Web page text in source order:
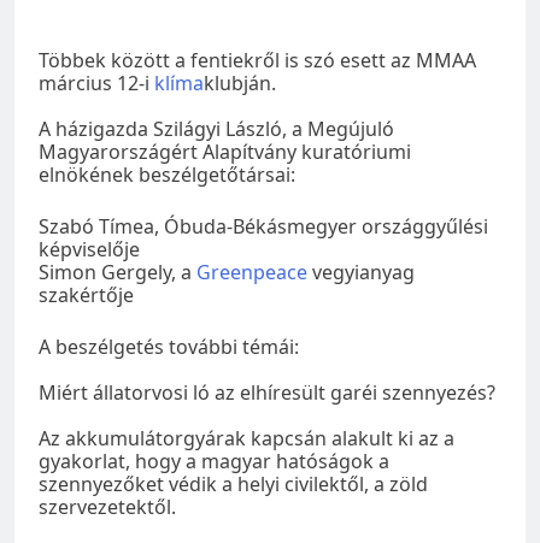
Többek között a fentiekről is szó esett az MMAA
március 12-i klímaklubján.
A házigazda Szilágyi László, a Megújuló
Magyarországért Alapítvány kuratóriumi
elnökének beszélgetőtársai:
Szabó Tímea, Óbuda-Békásmegyer országgyűlési
képviselője
Simon Gergely, a Greenpeacevegyianyag
szakértője
A beszélgetés további témái:
Miért állatorvosi ló az elhíresült garéi szennyezés?
Az akkumulátorgyárak kapcsán alakult ki az a
gyakorlat, hogy a magyar hatóságok a
szennyezőket védik a helyi civilektől, a zöld
szervezetektől.